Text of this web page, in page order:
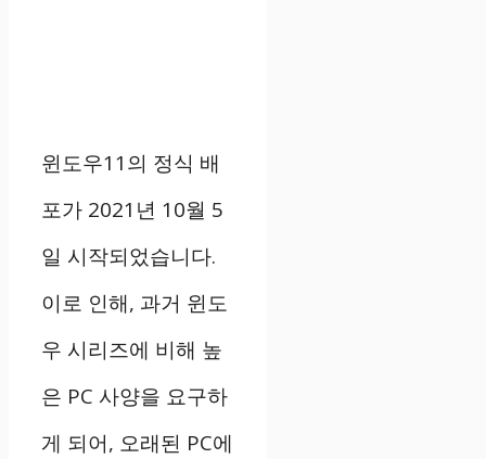
윈도우11의 정식 배
포가 2021년 10월 5
일 시작되었습니다.
이로 인해, 과거 윈도
우 시리즈에 비해 높
은 PC 사양을 요구하
게 되어, 오래된 PC에